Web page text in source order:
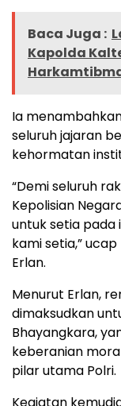
Baca Juga :
Kapolda
Ia
seluruh jajaran
kehormatan
“Demi seluruh
Kepolisian
untuk setia pada
kami setia,”
Erlan.
Menurut Erlan,
dimaksudkan
Bhayangkara,
keberanian
pilar utama Polri.